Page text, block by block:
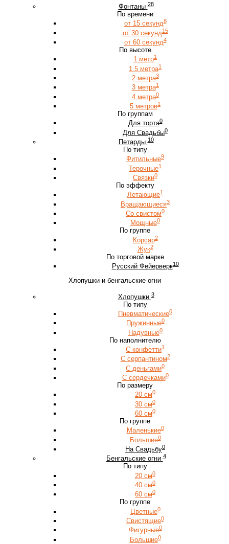
Фонтаны 28
По времени
от 15 секунд8
от 30 секунд15
от 60 секунд4
По высоте
1 метр1
1.5 метра1
2 метра3
3 метра1
4 метра0
5 метров1
По группам
Для торта0
Для Свадьбы0
Петарды 10
По типу
Фитильные9
Терочные1
Связки0
По эффекту
Летающие1
Вращающиеся3
Со свистом0
Мощные0
По группе
Корсар2
Жук2
По торговой марке
Русский Фейерверк10
Хлопушки и бенгальские огни
Хлопушки 3
По типу
Пневматические0
Пружинные0
Надувные0
По наполнителю
С конфетти1
С серпантином2
С деньгами0
С сердечками0
По размеру
20 см0
30 см0
60 см0
По группе
Маленькие0
Большие0
На Свадьбу0
Бенгальские огни 4
По типу
20 см0
40 см0
60 см0
По группе
Цветные0
Свистящие0
Фигурные0
Большие0